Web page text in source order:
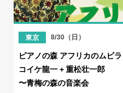
東京 8/30（日）
ピアノの森 アフリカのムビラ
コイケ龍一 + 重松壮一郎
〜青梅の森の音楽会